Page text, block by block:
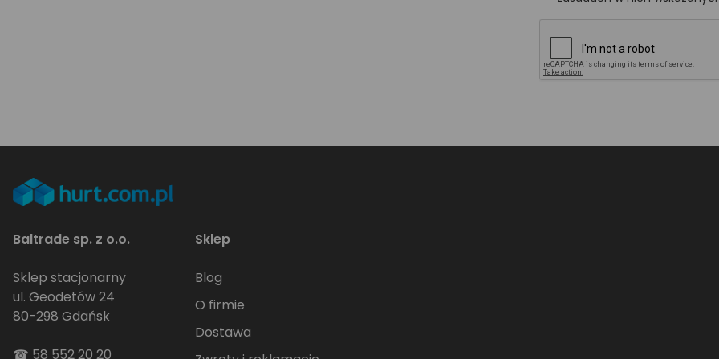
Baltrade sp. z o.o.
Sklep stacjonarny
ul. Geodetów 24
80-298 Gdańsk
☎ 58 552 20 20
Sklep
Blog
O firmie
Dostawa